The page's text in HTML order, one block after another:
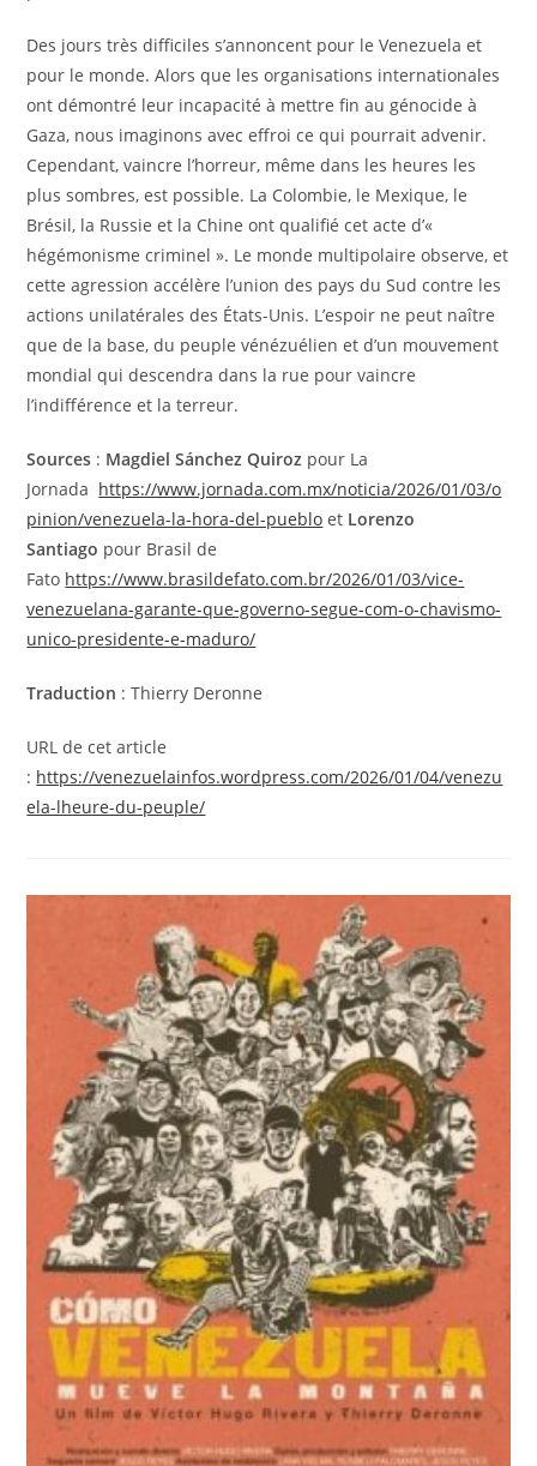
Des jours très difficiles s’annoncent pour le Venezuela et
pour le monde. Alors que les organisations internationales
ont démontré leur incapacité à mettre fin au génocide à
Gaza, nous imaginons avec effroi ce qui pourrait advenir.
Cependant, vaincre l’horreur, même dans les heures les
plus sombres, est possible. La Colombie, le Mexique, le
Brésil, la Russie et la Chine ont qualifié cet acte d’«
hégémonisme criminel ». Le monde multipolaire observe, et
cette agression accélère l’union des pays du Sud contre les
actions unilatérales des États-Unis. L’espoir ne peut naître
que de la base, du peuple vénézuélien et d’un mouvement
mondial qui descendra dans la rue pour vaincre
l’indifférence et la terreur.
Sources : Magdiel Sánchez Quiroz pour La
Jornada https://www.jornada.com.mx/noticia/2026/01/03/o
pinion/venezuela-la-hora-del-pueblo et Lorenzo
Santiago pour Brasil de
Fato https://www.brasildefato.com.br/2026/01/03/vice-
venezuelana-garante-que-governo-segue-com-o-chavismo-
unico-presidente-e-maduro/
Traduction : Thierry Deronne
URL de cet article
: https://venezuelainfos.wordpress.com/2026/01/04/venezu
ela-lheure-du-peuple/